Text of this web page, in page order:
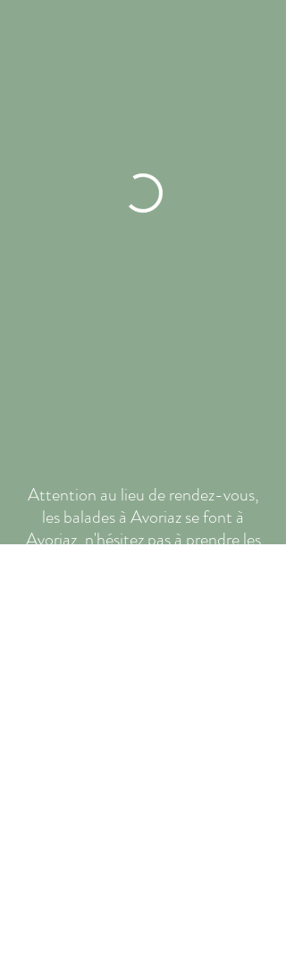
Attention au lieu de rendez-vous,
les balades à Avoriaz se font à
Avoriaz, n'hésitez pas à prendre les